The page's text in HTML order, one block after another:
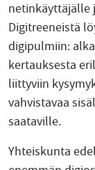
netinkäyttäjälle
Digitreeneistä
digipulmiin:
kertauksesta
liittyviin
vahvistavaa
saataville.
Yhteiskunta